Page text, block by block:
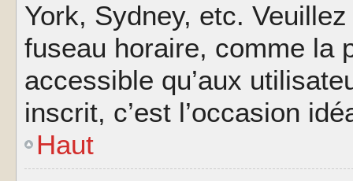
York, Sydney, etc.
fuseau horaire, comme la
accessible qu’aux
inscrit, c’est l’occasion
Haut